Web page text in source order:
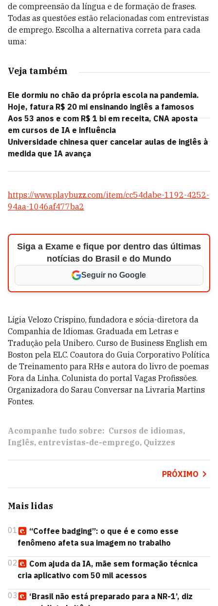
de compreensão da língua e de formação de frases.
Todas as questões estão relacionadas com entrevistas
de emprego. Escolha a alternativa correta para cada
uma:
Veja também
Ele dormiu no chão da própria escola na pandemia.
Hoje, fatura R$ 20 mi ensinando inglês a famosos
Aos 53 anos e com R$ 1 bi em receita, CNA aposta
em cursos de IA e influência
Universidade chinesa quer cancelar aulas de inglês à
medida que IA avança
https://www.playbuzz.com/item/cc54dabe-1192-4252-
94aa-1046af477ba2
Siga a Exame e fique por dentro das últimas
notícias do Brasil e do Mundo
Seguir no Google
Lígia Velozo Crispino, fundadora e sócia-diretora da
Companhia de Idiomas. Graduada em Letras e
Tradução pela Unibero. Curso de Business English em
Boston pela ELC. Coautora do Guia Corporativo Política
de Treinamento para RHs e autora do livro de poemas
Fora da Linha. Colunista do portal Vagas Profissões.
Organizadora do Sarau Conversar na Livraria Martins
Fontes.
Acompanhe tudo sobre: Cursos de idiomas
Inglês entrevistas-de-emprego Quizzes
PRÓXIMO
Mais lidas
01
“Coffee badging”: o que é e como esse
fenômeno afeta sua imagem no trabalho
02
Com ajuda da IA, mãe sem formação técnica
cria aplicativo com 50 mil acessos
03
‘Brasil não está preparado para a NR-1’, diz